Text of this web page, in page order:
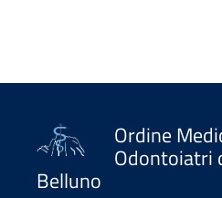
Ordine
Odontoiatri
Belluno